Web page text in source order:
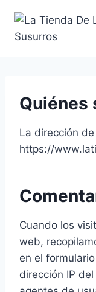
contenido
Quiénes
La dirección
https://
Cuando los
web,
en el
dirección IP